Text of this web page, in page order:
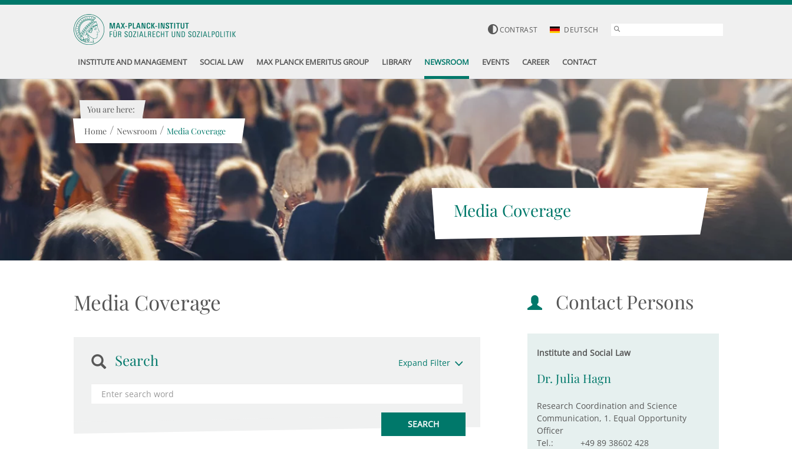
CONTRAST DEUTSCH
INSTITUTE AND MANAGEMENT SOCIAL LAW MAX PLANCK EMERITUS GROUP LIBRARY NEWSROOM EVENTS CAREER CONTACT
Media Coverage
You are here:
Home / Newsroom / Media Coverage
Media Coverage
Search Expand Filter
Contact Persons
Institute and Social Law
Dr. Julia Hagn
Research Coordination and Science
Communication, 1. Equal Opportunity
Officer
Tel.:
+49 89 38602 428